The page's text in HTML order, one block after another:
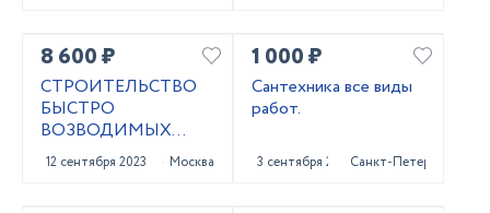
8 600 ₽
СТРОИТЕЛЬСТВО
БЫСТРО
ВОЗВОДИМЫХ
ЗДАНИЙ
12 сентября 2023 Москва
1 000 ₽
Сантехника все виды
работ.
3 сентября 2023Санкт-Петербург